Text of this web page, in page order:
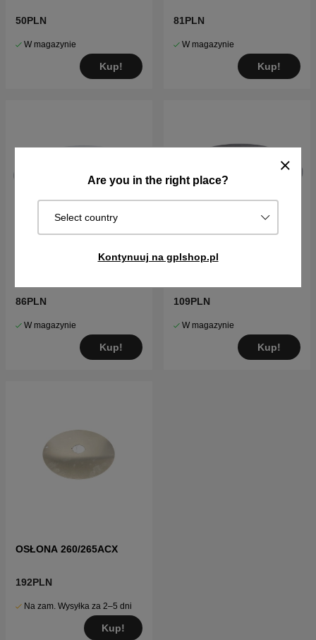
Are you in the right place?
Select country
Kontynuuj na gplshop.pl
50PLN
W magazynie
Kup!
81PLN
W magazynie
Kup!
86PLN
W magazynie
Kup!
109PLN
W magazynie
Kup!
OSŁONA 260/265ACX
192PLN
Na zam. Wysyłka za 2–5 dni
Kup!